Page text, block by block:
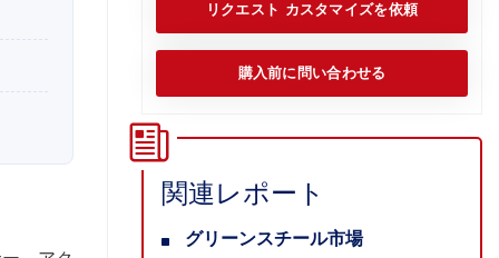
リクエスト カスタマイズを依頼
購入前に問い合わせる
関連レポート
グリーンスチール市場